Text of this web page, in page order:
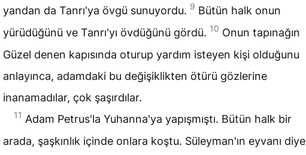
yandan da Tanrı'ya övgü sunuyordu. 9 Bütün halk onun
yürüdüğünü ve Tanrı'yı övdüğünü gördü. 10 Onun tapınağın
Güzel denen kapısında oturup yardım isteyen kişi olduğunu
anlayınca, adamdaki bu değişiklikten ötürü gözlerine
inanamadılar, çok şaşırdılar.
11 Adam Petrus'la Yuhanna'ya yapışmıştı. Bütün halk bir
arada, şaşkınlık içinde onlara koştu. Süleyman'ın eyvanı diye